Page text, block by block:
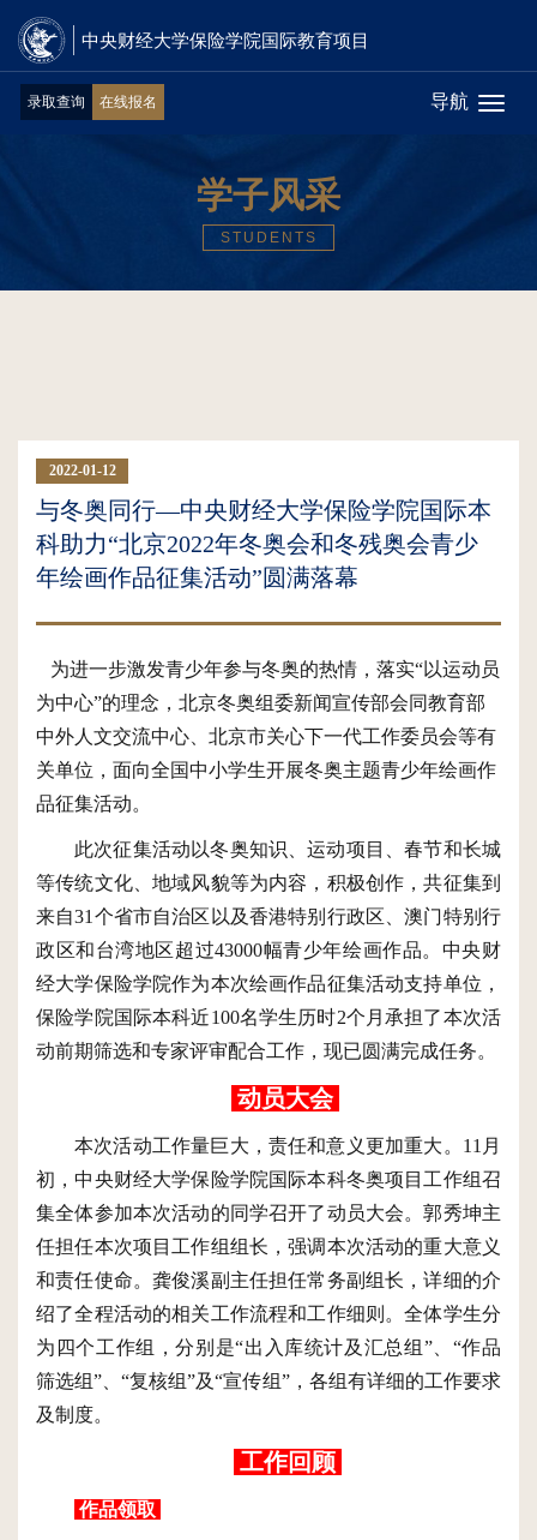
中央财经大学保险学院国际教育项目
录取查询 在线报名 导航
学子风采
STUDENTS
2022-01-12
与冬奥同行—中央财经大学保险学院国际本
科助力“北京2022年冬奥会和冬残奥会青少
年绘画作品征集活动”圆满落幕
为进一步激发青少年参与冬奥的热情，落实“以运动员
为中心”的理念，北京冬奥组委新闻宣传部会同教育部
中外人文交流中心、北京市关心下一代工作委员会等有
关单位，面向全国中小学生开展冬奥主题青少年绘画作
品征集活动。
此次征集活动以冬奥知识、运动项目、春节和长城
等传统文化、地域风貌等为内容，积极创作，共征集到
来自31个省市自治区以及香港特别行政区、澳门特别行
政区和台湾地区超过43000幅青少年绘画作品。 中央财
经大学保险学院作为本次绘画作品征集活动支持单位，
保险学院国际本科近100名学生历时2个月承担了本次活
动前期筛选和专家评审配合工作 ， 现已圆满完成任务。
动员大会
本次活动工作量巨大，责任和意义更加重大。 11月
初，中央财经大学保险学院国际本科冬奥项目工作组召
集全体参加本次活动的同学召开了动员大会。郭秀坤主
任担任本次项目工作组组长，强调本次活动的重大意义
和责任使命。龚俊溪副主任担任常务副组长，详细的介
绍了全程活动的相关工作流程和工作细则。全体学生分
为四个工作组，分别是“出入库统计及汇总组”、“作品
筛选组”、“复核组”及“宣传组”，各组有详细的工作要求
及制度。
工作回顾
作品领取